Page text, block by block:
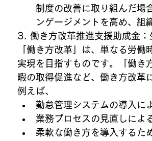
制度の改善に取り組んだ場
ンゲージメントを高め、組
3. 働き方改革推進支援助成金：
「働き方改革」は、単なる労
実現を目指すものです。「働き
暇の取得促進など、働き方改革
例えば、
勤怠管理システムの導入に
業務プロセスの見直しによ
柔軟な働き方を導入するた